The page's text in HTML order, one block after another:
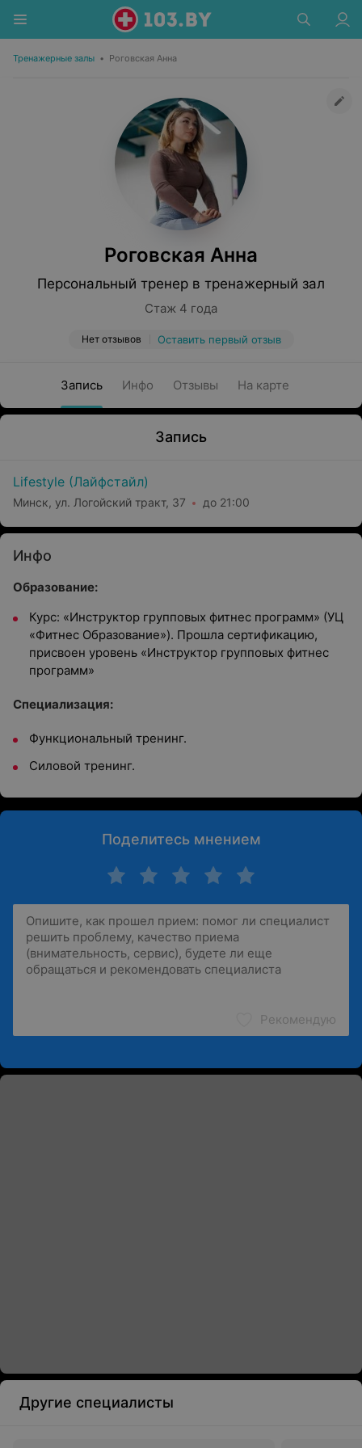
Тренажерные залы • Роговская Анна
Роговская Анна
Персональный тренер в тренажерный зал
Стаж 4 года
Нет отзывов Оставить первый отзыв
Запись Инфо Отзывы На карте
Запись
Lifestyle (Лайфстайл)
Минск, ул. Логойский тракт, 37 до 21:00
Инфо
Образование:
Курс: «Инструктор групповых фитнес программ» (УЦ
«Фитнес Образование»). Прошла сертификацию,
присвоен уровень «Инструктор групповых фитнес
программ»
Специализация:
Функциональный тренинг.
Силовой тренинг.
Поделитесь мнением
Рекомендую
Другие специалисты